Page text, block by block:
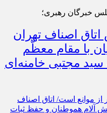
خبرگان رهبری؛
اتاق اصناف تهران
با مقام معظّم
مجتبی خامنه‌ای